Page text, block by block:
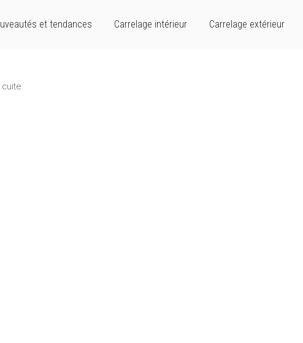
et tendances Carrelage intérieur Carrelage extérieur